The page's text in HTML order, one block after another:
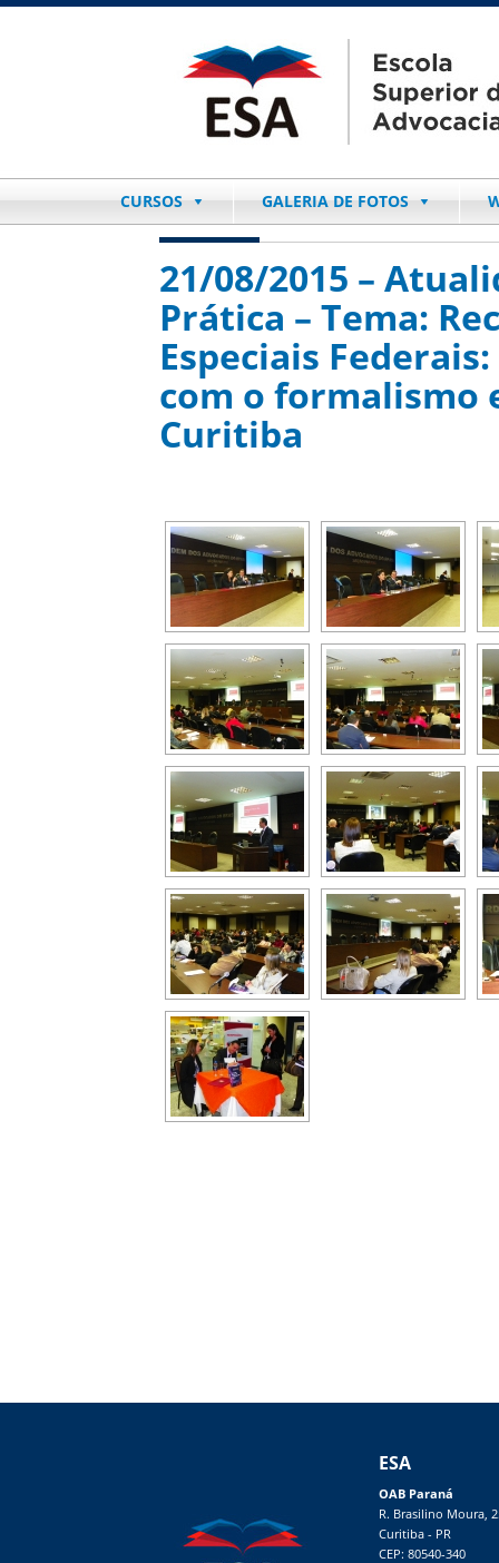
CURSOS GALERIA DE FOTOS
21/08/2015 –
Prática – Tema:
Especiais
com o formalismo
Curitiba
ESA
OAB Paraná
R. Brasilino Moura,
Curitiba - PR
CEP: 80540-340